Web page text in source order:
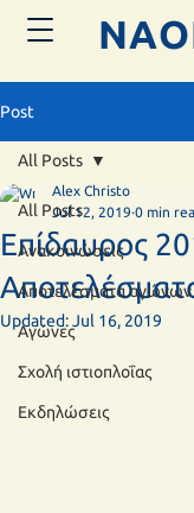
Post
All Posts
Ανακοινώσεις
Αποτελέσματα αγώνων
Αγώνες
Σχολή ιστιοπλοΐας
Εκδηλώσεις
All Posts
Επίδαυρος
Alex Christo
Jul 12, 2019 0 min
Updated:Jul 16, 2019